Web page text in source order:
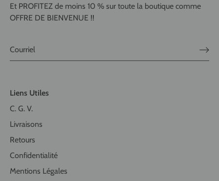
Et PROFITEZ de moins 10 % sur toute la boutique comme
OFFRE DE BIENVENUE !!
Liens Utiles
C. G. V.
Livraisons
Retours
Confidentialité
Mentions Légales